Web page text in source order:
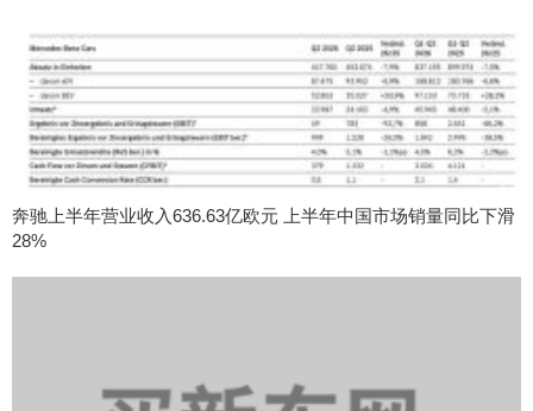
奔驰上半年营业收入636.63亿欧元 上半年中国市场销量同比下滑
28%